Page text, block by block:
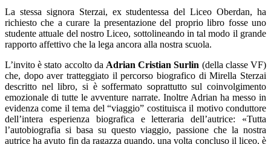
La stessa signora Sterzai, ex studentessa del Liceo Oberdan, ha
richiesto che a curare la presentazione del proprio libro fosse uno
studente attuale del nostro Liceo, sottolineando in tal modo il grande
rapporto affettivo che la lega ancora alla nostra scuola.
L’invito è stato accolto da Adrian Cristian Surlin (della classe VF)
che, dopo aver tratteggiato il percorso biografico di Mirella Sterzai
descritto nel libro, si è soffermato soprattutto sul coinvolgimento
emozionale di tutte le avventure narrate. Inoltre Adrian ha messo in
evidenza come il tema del “viaggio” costituisca il motivo conduttore
dell’intera esperienza biografica e letteraria dell’autrice: «Tutta
l’autobiografia si basa su questo viaggio, passione che la nostra
autrice ha avuto fin da ragazza quando, una volta concluso il liceo, è